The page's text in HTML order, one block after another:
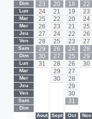
Dim
Lun
Mar
Mer
Jeu
Ven
Sam
Dim
Lun
Mar
Mer
Jeu
Ven
Sam
Dim
23
24
25
26
27
28
29
30
31
Aout
20
21
22
23
24
25
26
27
28
29
30
Sept
18
19
20
21
22
23
24
25
26
27
28
29
30
31
Oct
22
23
24
25
26
27
28
29
30
Nov